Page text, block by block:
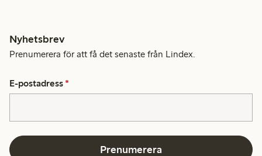
Nyhetsbrev
Prenumerera för att få det senaste från Lindex.
E-postadress *
Prenumerera